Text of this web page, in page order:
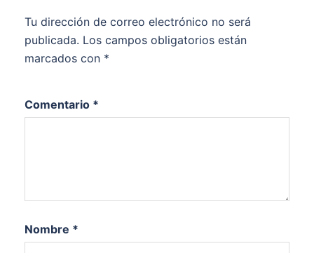
Tu dirección de correo electrónico no será
publicada. Los campos obligatorios están
marcados con *
Comentario *
Nombre *